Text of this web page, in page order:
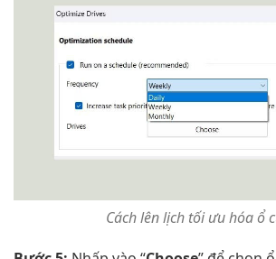
Cách lên lịch tối ưu hóa ổ